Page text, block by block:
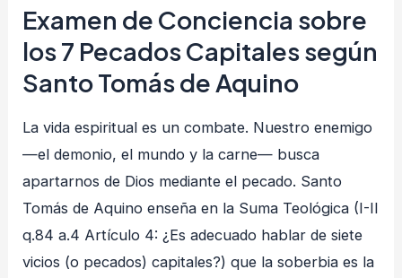
Examen de Conciencia sobre
los 7 Pecados Capitales según
Santo Tomás de Aquino
La vida espiritual es un combate. Nuestro enemigo
—el demonio, el mundo y la carne— busca
apartarnos de Dios mediante el pecado. Santo
Tomás de Aquino enseña en la Suma Teológica (I-II
q.84 a.4 Artículo 4: ¿Es adecuado hablar de siete
vicios (o pecados) capitales?) que la soberbia es la
según
Tomás
de
Aquino